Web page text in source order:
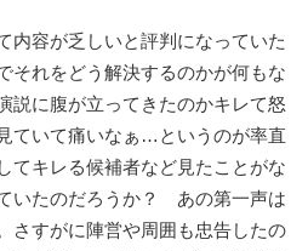
内容が乏しいと評判になっていた
それをどう解決するのかが何もな
説に腹が立ってきたのかキレて怒
ていて痛いなぁ…というのが率直
てキレる候補者など見たことがな
いたのだろうか？ あの第一声は
さすがに陣営や周囲も忠告したの